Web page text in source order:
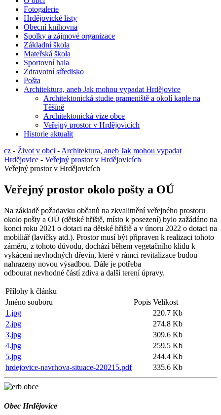
Fotogalerie
Hrdějovické listy
Obecní knihovna
Spolky a zájmové organizace
Základní škola
Mateřská škola
Sportovní hala
Zdravotní středisko
Pošta
Architektura, aneb Jak mohou vypadat Hrdějovice
Architektonická studie prameniště a okolí kaple na
Těšíně
Architektonická vize obce
Veřejný prostor v Hrdějovicích
Historie aktualit
cz - Život v obci - Architektura, aneb Jak mohou vypadat
Hrdějovice - Veřejný prostor v Hrdějovicích
Veřejný prostor v Hrdějovicích
Veřejný prostor okolo pošty a OÚ
Na základě požadavku občanů na zkvalitnění veřejného prostoru
okolo pošty a OÚ (dětské hřiště, místo k posezení) bylo zažádáno na
konci roku 2021 o dotaci na dětské hřiště a v únoru 2022 o dotaci na
mobiliář (lavičky atd.). Prostor musí být připraven k realizaci tohoto
záměru, z tohoto důvodu, dochází během vegetačního klidu k
vykácení nevhodných dřevin, které v rámci revitalizace budou
nahrazeny novou výsadbou. Dále je potřeba
odbourat nevhodné částí zdiva a další terení úpravy.
Přílohy k článku
Jméno souboru
Popis Velikost
1.jpg
220.7 Kb
2.jpg
274.8 Kb
3.jpg
309.6 Kb
4.jpg
259.5 Kb
5.jpg
244.4 Kb
hrdejovice-navrhova-situace-220215.pdf
335.6 Kb
Obec Hrdějovice